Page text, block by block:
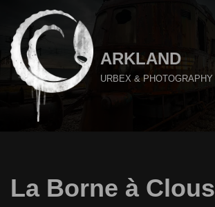
Aller
au
contenu
ARKLAND
URBEX & PHOTOGRAPHY
La Borne à Clous